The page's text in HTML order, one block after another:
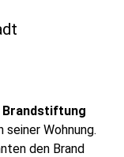
Brandstiftung
Wohnung.
den Brand